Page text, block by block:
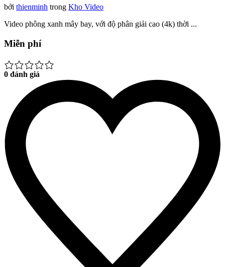
bởi thienminh trong Kho Video
Video phông xanh mây bay, với độ phân giải cao (4k) thời ...
Miễn phí
0 đánh giá